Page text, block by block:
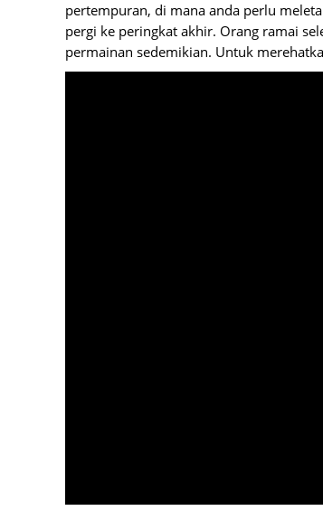
pertempuran, di mana anda perlu
pergi ke peringkat akhir. Orang ramai
permainan sedemikian. Untuk